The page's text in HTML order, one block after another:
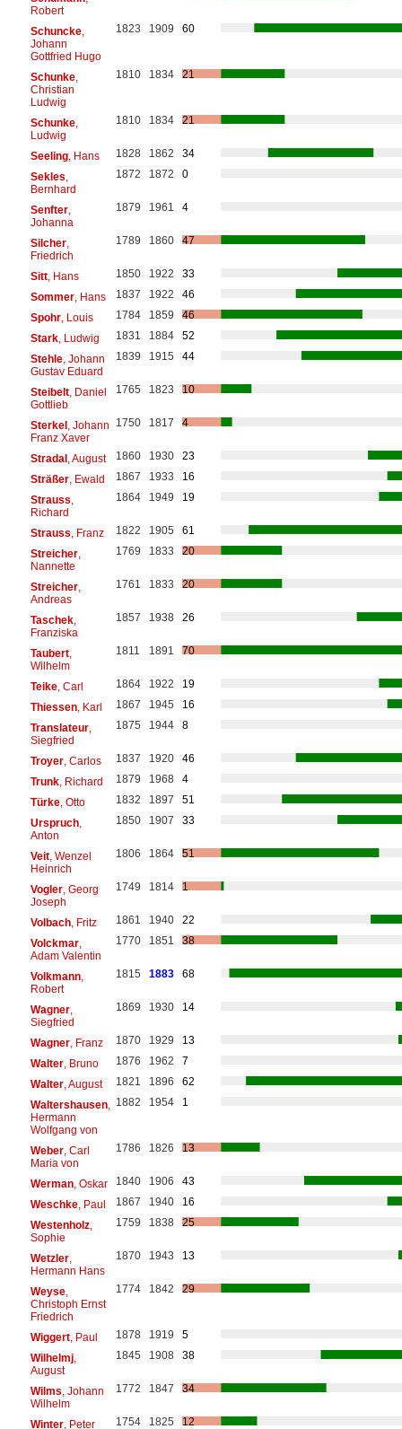
Robert
Schuncke,
Johann
Gottfried Hugo
1823 1909 60
Schunke,
Christian
Ludwig
1810 1834 21
Schunke,
Ludwig
1810 1834 21
Seeling, Hans 1828 1862
34
Sekles
Bernhard
1872 1872 0
Senfter,
Johanna
1879 1961 4
Silcher,
Friedrich
1789 1860 47
Sitt, Hans 1850 1922
33
Sommer, Hans 1837 1922
46
Spohr, Louis 1784 1859
46
Stark, Ludwig 1831 1884
52
Stehle, Johann
Gustav Eduard
1839 1915 44
Steibelt, Daniel
Gottlieb
1765 1823 10
Sterkel, Johann
Franz Xaver
1750 1817 4
Stradal, August 1860 1930
23
Sträßer, Ewald 1867 1933
16
Strauss
Richard
1864 1949 19
Strauss , Franz 1822 1905
61
Streicher,
Nannette
1769 1833 20
Streicher,
Andreas
1761 1833 20
Taschek,
Franziska
1857 1938 26
Taubert,
Wilhelm
1811 1891 70
Teike, Carl 1864 1922
19
Thiessen, Karl 1867 1945
16
Translateur,
Siegfried
1875 1944 8
Troyer, Carlos 1837 1920
46
Trunk, Richard 1879 1968
4
Türke, Otto 1832 1897
51
Urspruch,
Anton
1850 1907 33
Veit, Wenzel
Heinrich
1806 1864 51
Vogler, Georg
Joseph
1749 1814 1
Volbach, Fritz 1861 1940
22
Volckmar,
Adam Valentin
1770 1851 38
Volkmann,
Robert
1815 1883 68
Wagner,
Siegfried
1869 1930 14
Wagner, Franz 1870 1929
13
Walter, Bruno 1876 1962
7
Walter, August 1821 1896
62
Waltershausen,
Hermann
Wolfgang von
1882 1954 1
Weber, Carl
Maria von
1786 1826 13
Werman, Oskar 1840 1906
43
Weschke, Paul 1867 1940
16
Westenholz,
Sophie
1759 1838 25
Wetzler,
Hermann Hans
1870 1943 13
Weyse,
Christoph Ernst
Friedrich
1774 1842 29
Wiggert, Paul 1878 1919
5
Wilhelmj,
August
1845 1908 38
Wilms , Johann
Wilhelm
1772 1847 34
Winter, Peter 1754 1825 12